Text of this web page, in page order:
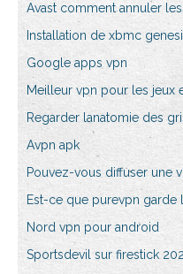
Avast comment annuler
Installation de xbmc
Google apps vpn
Meilleur vpn pour les jeux
Regarder lanatomie des
Avpn apk
Pouvez-vous diffuser une
Est-ce que purevpn garde
Nord vpn pour android
Sportsdevil sur firestick